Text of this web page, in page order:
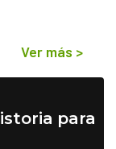
Ver más >
para